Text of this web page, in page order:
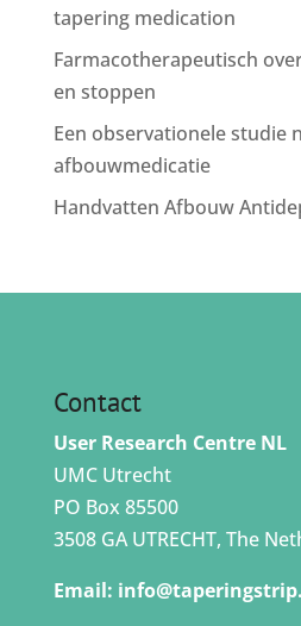
tapering medication
Farmacotherapeutisch
en stoppen
Een observationele studie
afbouwmedicatie
Handvatten Afbouw
Contact
User Research Centre NL
UMC Utrecht
PO Box 85500
3508 GA UTRECHT, The
Email: